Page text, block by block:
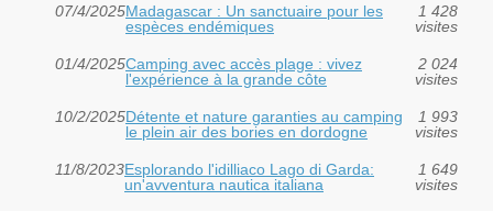
07/4/2025Madagascar : Un sanctuaire pour les
espèces endémiques
1 428
visites
01/4/2025Camping avec accès plage : vivez
l'expérience à la grande côte
2 024
visites
10/2/2025Détente et nature garanties au camping
le plein air des bories en dordogne
1 993
visites
11/8/2023Esplorando l'idilliaco Lago di Garda:
un'avventura nautica italiana
1 649
visites